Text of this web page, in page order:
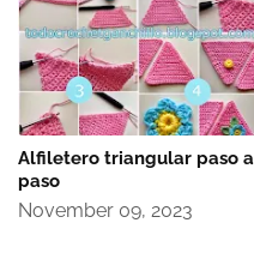
Alfiletero triangular paso a
paso
November 09, 2023